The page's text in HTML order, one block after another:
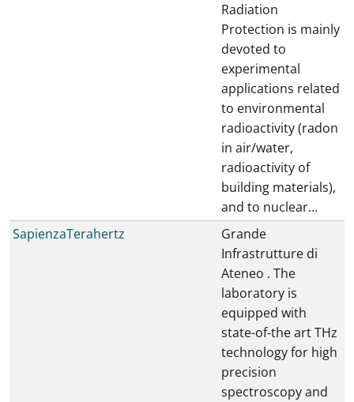
Radiation
Protection is mainly
devoted to
experimental
applications related
to environmental
radioactivity (radon
in air/water,
radioactivity of
building materials),
and to nuclear…
SapienzaTerahertz
Grande
Infrastrutture di
Ateneo . The
laboratory is
equipped with
state-of-the art THz
technology for high
precision
spectroscopy and